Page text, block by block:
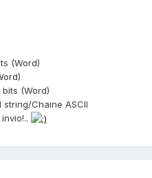
(Word)
(Word)
Chaine ASCII